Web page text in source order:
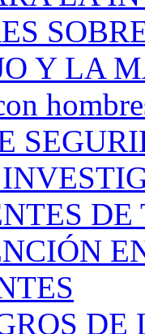
Y LA
DE